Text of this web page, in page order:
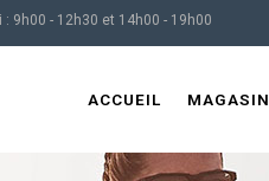
9h00 - 12h30 et 14h00 - 19h00
ACCUEIL MAGASIN